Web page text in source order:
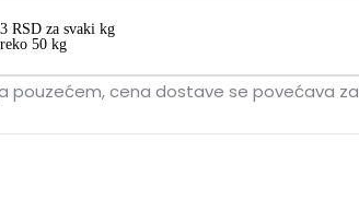
RSD za svaki kg
50 kg
pouzećem, cena dostave se povećava za